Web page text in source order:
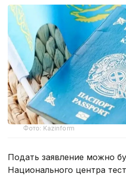
Фото: Kazinform
Подать заявление можно
Национального центра